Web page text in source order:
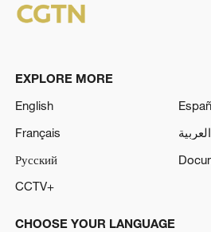
EXPLORE MORE
English
Français
العربية
Русский
CCTV+
CHOOSE YOUR LANGUAGE